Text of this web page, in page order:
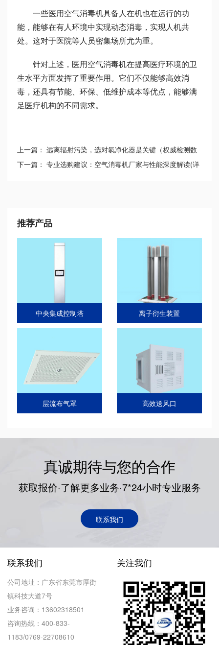
一些医用空气消毒机具备人在机也在运行的功
能，能够在有人环境中实现动态消毒，实现人机共
处。这对于医院等人员密集场所尤为重。
针对上述，医用空气消毒机在提高医疗环境的卫
生水平方面发挥了重要作用。它们不仅能够高效消
毒，还具有节能、环保、低维护成本等优点，能够满
足医疗机构的不同需求。
上一篇： 远离辐射污染，选对氡净化器是关键（权威检测数
据与选购建议）
下一篇： 专业选购建议：空气消毒机厂家与性能深度解读(详
推荐产品
中央集成控制塔 离子衍生装置
层流布气罩 高效送风口
真诚期待与您的合作
获取报价·了解更多业务·7*24小时专业服务
联系我们
联系我们
公司地址：广东省东莞市厚街
镇科技大道7号
业务咨询：13602318501
咨询热线：400-833-
1183/0769-22708610
关注我们